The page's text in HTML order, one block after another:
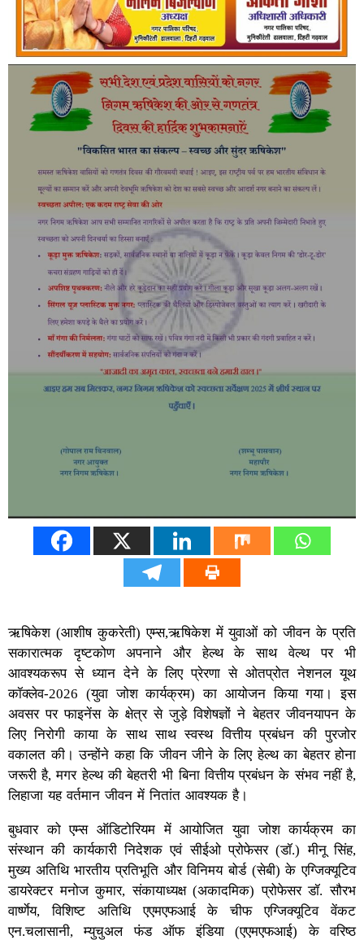
ऋषिकेश (आशीष कुकरेती) एम्स,ऋषिकेश में युवाओं को जीवन के प्रति
सकारात्मक दृष्टकोण अपनाने और हेल्थ के साथ वेल्थ पर भी
आवश्यकरूप से ध्यान देने के लिए प्रेरणा से ओतप्रोत नेशनल यूथ
कॉक्लेव-2026 (युवा जोश कार्यक्रम) का आयोजन किया गया। इस
अवसर पर फाइनेंस के क्षेत्र से जुड़े विशेषज्ञों ने बेहतर जीवनयापन के
लिए निरोगी काया के साथ साथ स्वस्थ वित्तीय प्रबंधन की पुरजोर
वकालत की। उन्होंने कहा कि जीवन जीने के लिए हेल्थ का बेहतर होना
जरूरी है, मगर हेल्थ की बेहतरी भी बिना वित्तीय प्रबंधन के संभव नहीं है,
लिहाजा यह वर्तमान जीवन में नितांत आवश्यक है।
बुधवार को एम्स ऑडिटोरियम में आयोजित युवा जोश कार्यक्रम का
संस्थान की कार्यकारी निदेशक एवं सीईओ प्रोफेसर (डॉ.) मीनू सिंह,
मुख्य अतिथि भारतीय प्रतिभूति और विनिमय बोर्ड (सेबी) के एग्जिक्यूटिव
डायरेक्टर मनोज कुमार, संकायाध्यक्ष (अकादमिक) प्रोफेसर डॉ. सौरभ
वार्ष्णेय, विशिष्ट अतिथि एएमएफआई के चीफ एग्जिक्यूटिव वेंकट
एन.चलासानी, म्युचुअल फंड ऑफ इंडिया (एएमएफआई) के वरिष्ठ